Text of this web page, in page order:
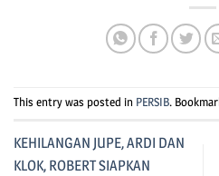
This entry was posted in PERSIB.
KEHILANGAN JUPE, ARDI DAN
KLOK, ROBERT SIAPKAN